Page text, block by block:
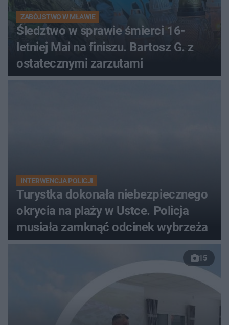
ZABÓJSTWO W MŁAWIE
Śledztwo w sprawie śmierci 16-
letniej Mai na finiszu. Bartosz G. z
ostatecznymi zarzutami
INTERWENCJA POLICJI
Turystka dokonała niebezpiecznego
okrycia na plaży w Ustce. Policja
musiała zamknąć odcinek wybrzeża
15